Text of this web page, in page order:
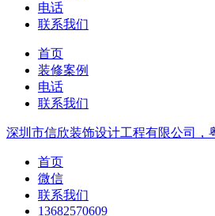
电话
联系我们
首页
装修案例
电话
联系我们
深圳市信欣装饰设计工程有限公司，
首页
微信
联系我们
13682570609